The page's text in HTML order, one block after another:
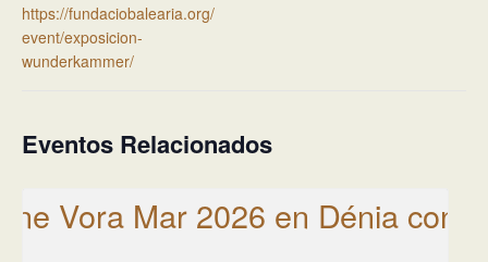
https://fundaciobalearia.org/
event/exposicion-
wunderkammer/
Eventos Relacionados